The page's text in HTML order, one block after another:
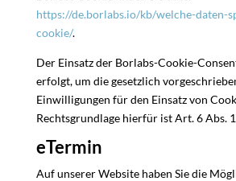
https://de.borlabs.io/kb/welche-daten-
cookie/.
Der Einsatz der Borlabs-Cookie-
erfolgt, um die gesetzlich
Einwilligungen für den Einsatz von
Rechtsgrundlage hierfür ist Art. 6 Abs.
eTermin
Auf unserer Website haben Sie die